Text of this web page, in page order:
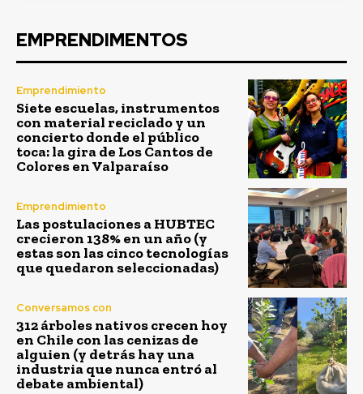
EMPRENDIMENTOS
Emprendimiento
Siete escuelas, instrumentos
con material reciclado y un
concierto donde el público
toca: la gira de Los Cantos de
Colores en Valparaíso
Emprendimiento
Las postulaciones a HUBTEC
crecieron 138% en un año (y
estas son las cinco tecnologías
que quedaron seleccionadas)
Conversamos con
312 árboles nativos crecen hoy
en Chile con las cenizas de
alguien (y detrás hay una
industria que nunca entró al
debate ambiental)